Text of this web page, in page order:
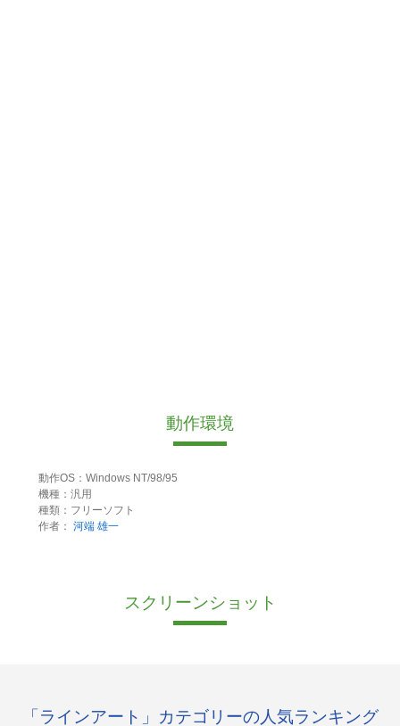
動作環境
動作OS：Windows NT/98/95
機種：汎用
種類：フリーソフト
作者： 河端 雄一
スクリーンショット
「ラインアート」カテゴリーの人気ランキング